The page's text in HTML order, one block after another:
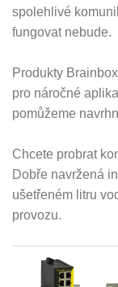
spolehlivé
fungovat nebude.
Produkty
pro náročné
pomůžeme
Chcete probrat
Dobře navržená
ušetřeném litru
provozu.